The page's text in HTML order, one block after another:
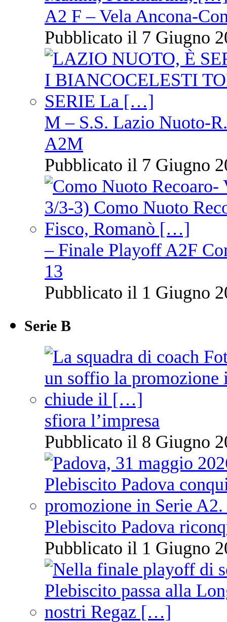
A2 F – Vela Ancona-
Pubblicato il 7 Giugno
M – S.S. Lazio Nuoto-
A2M
Pubblicato il 7 Giugno
– Finale Playoff A2F
13
Pubblicato il 1 Giugno
Serie B
sfiora l’impresa
Pubblicato il 8 Giugno
Plebiscito Padova
Pubblicato il 1 Giugno